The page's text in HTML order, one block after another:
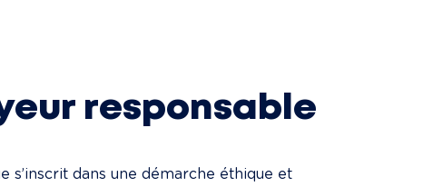
responsable
s’inscrit dans une démarche éthique et